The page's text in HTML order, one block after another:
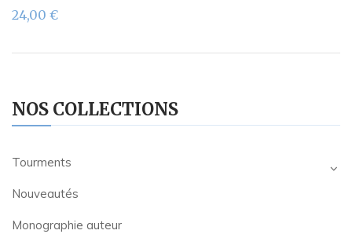
NOS COLLECTIONS
Tourments
Nouveautés
Monographie auteur
24,00 €